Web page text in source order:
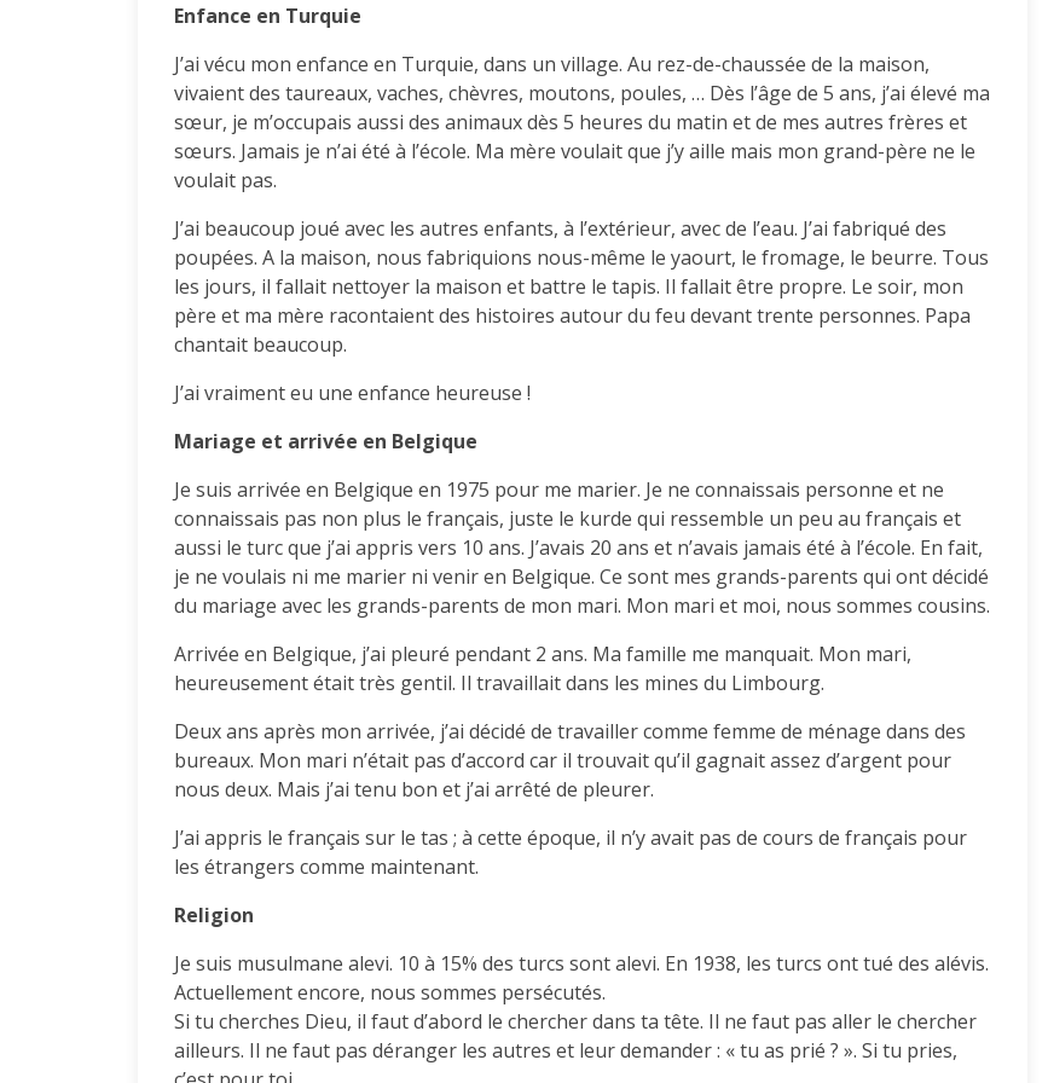
Enfance en Turquie
J’ai vécu mon enfance en Turquie, dans un village. Au rez-de-chaussée de la maison,
vivaient des taureaux, vaches, chèvres, moutons, poules, … Dès l’âge de 5 ans, j’ai élevé ma
sœur, je m’occupais aussi des animaux dès 5 heures du matin et de mes autres frères et
sœurs. Jamais je n’ai été à l’école. Ma mère voulait que j’y aille mais mon grand-père ne le
voulait pas.
J’ai beaucoup joué avec les autres enfants, à l’extérieur, avec de l’eau. J’ai fabriqué des
poupées. A la maison, nous fabriquions nous-même le yaourt, le fromage, le beurre. Tous
les jours, il fallait nettoyer la maison et battre le tapis. Il fallait être propre. Le soir, mon
père et ma mère racontaient des histoires autour du feu devant trente personnes. Papa
chantait beaucoup.
J’ai vraiment eu une enfance heureuse !
Mariage et arrivée en Belgique
Je suis arrivée en Belgique en 1975 pour me marier. Je ne connaissais personne et ne
connaissais pas non plus le français, juste le kurde qui ressemble un peu au français et
aussi le turc que j’ai appris vers 10 ans. J’avais 20 ans et n’avais jamais été à l’école. En fait,
je ne voulais ni me marier ni venir en Belgique. Ce sont mes grands-parents qui ont décidé
du mariage avec les grands-parents de mon mari. Mon mari et moi, nous sommes cousins.
Arrivée en Belgique, j’ai pleuré pendant 2 ans. Ma famille me manquait. Mon mari,
heureusement était très gentil. Il travaillait dans les mines du Limbourg.
Deux ans après mon arrivée, j’ai décidé de travailler comme femme de ménage dans des
bureaux. Mon mari n’était pas d’accord car il trouvait qu’il gagnait assez d’argent pour
nous deux. Mais j’ai tenu bon et j’ai arrêté de pleurer.
J’ai appris le français sur le tas ; à cette époque, il n’y avait pas de cours de français pour
les étrangers comme maintenant.
Religion
Je suis musulmane alevi. 10 à 15% des turcs sont alevi. En 1938, les turcs ont tué des alévis.
Actuellement encore, nous sommes persécutés.
Si tu cherches Dieu, il faut d’abord le chercher dans ta tête. Il ne faut pas aller le chercher
ailleurs. Il ne faut pas déranger les autres et leur demander : « tu as prié ? ». Si tu pries,